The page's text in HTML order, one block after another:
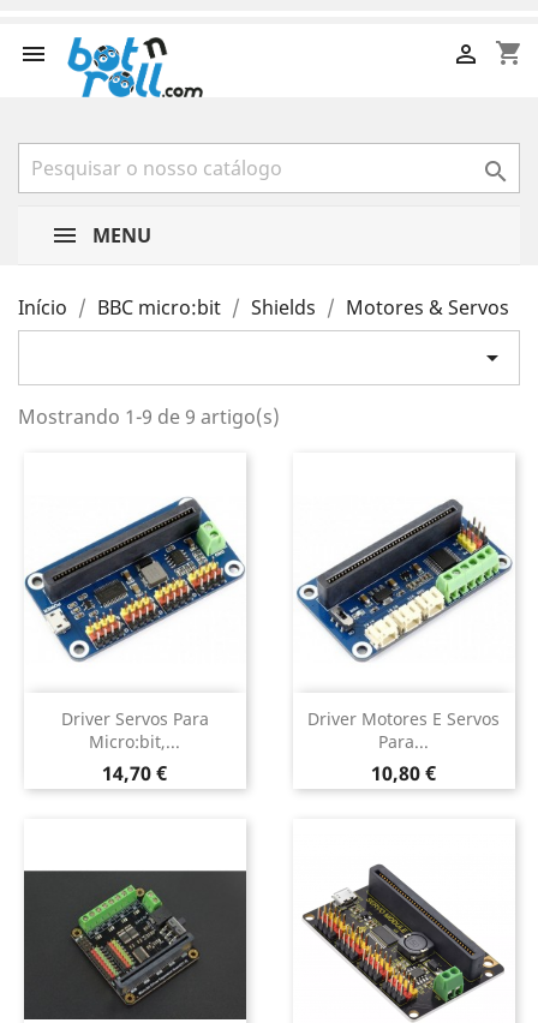
 shopping_cart


MENU
Início BBC micro:bit Shields Motores & Servos

Mostrando 1-9 de 9 artigo(s)
Driver Servos Para
Micro:bit,...
Preço
14,70 €
Driver Motores E Servos
Para...
Preço
10,80 €